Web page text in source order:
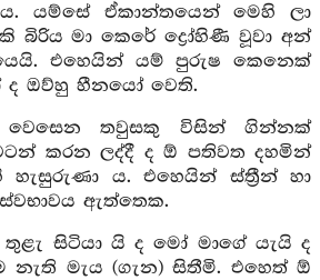
යම්සේ ඒකාන්තයෙන් මෙහි ලා
බිරිය මා කෙරේ ද්‍රෝහිණී වූවා අන්
එහෙයින් යම් පුරුෂ කෙනෙක්
ද ඔව්හු හීනයෝ වෙති.
වෙසෙන තවුසකු විසින් ගින්නක්
කරන ලද්දී ද ඕ පතිවත දහමින්
හැසුරුණා ය. එහෙයින් ස්ත්‍රීන් හා
ඇත්තෙක.
තුළැ සිටියා යි ද මෝ මාගේ යැයි ද
නැති මැය (ගැන) සිතීමි. එහෙත් ඕ